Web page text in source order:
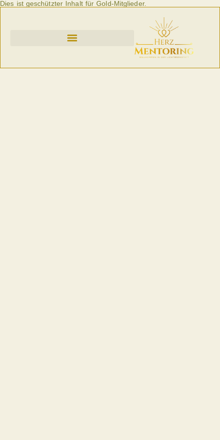
Dies ist geschützter Inhalt für Gold-Mitglieder.